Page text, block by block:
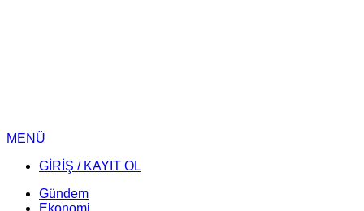
MENÜ
GİRİŞ / KAYIT OL
Gündem
Ekonomi